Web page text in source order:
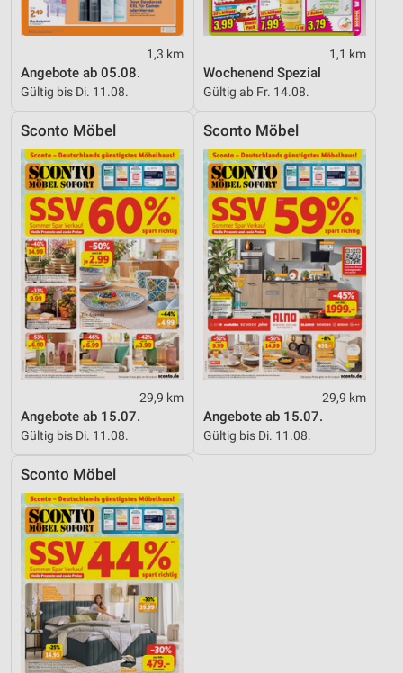
1,3 km
Angebote ab 05.08.
Gültig bis Di. 11.08.
1,1 km
Wochenend Spezial
Gültig ab Fr. 14.08.
Sconto Möbel
29,9 km
Angebote ab 15.07.
Gültig bis Di. 11.08.
Sconto Möbel
29,9 km
Angebote ab 15.07.
Gültig bis Di. 11.08.
Sconto Möbel